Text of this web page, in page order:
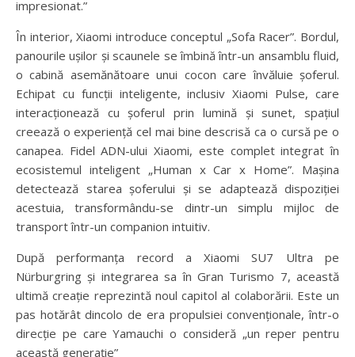
impresionat.”
În interior, Xiaomi introduce conceptul „Sofa Racer”. Bordul,
panourile ușilor și scaunele se îmbină într-un ansamblu fluid,
o cabină asemănătoare unui cocon care învăluie șoferul.
Echipat cu funcții inteligente, inclusiv Xiaomi Pulse, care
interacționează cu șoferul prin lumină și sunet, spațiul
creează o experiență cel mai bine descrisă ca o cursă pe o
canapea. Fidel ADN-ului Xiaomi, este complet integrat în
ecosistemul inteligent „Human x Car x Home”. Mașina
detectează starea șoferului și se adaptează dispoziției
acestuia, transformându-se dintr-un simplu mijloc de
transport într-un companion intuitiv.
După performanța record a Xiaomi SU7 Ultra pe
Nürburgring și integrarea sa în Gran Turismo 7, această
ultimă creație reprezintă noul capitol al colaborării. Este un
pas hotărât dincolo de era propulsiei convenționale, într-o
direcție pe care Yamauchi o consideră „un reper pentru
această generație”